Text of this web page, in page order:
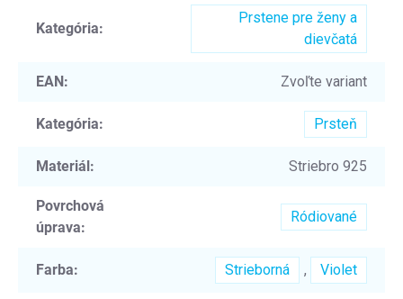
Kategória:
Prstene pre ženy a
dievčatá
EAN: Zvoľte variant
Kategória: Prsteň
Materiál: Striebro 925
Povrchová
úprava:
Ródiované
Farba: Strieborná , Violet